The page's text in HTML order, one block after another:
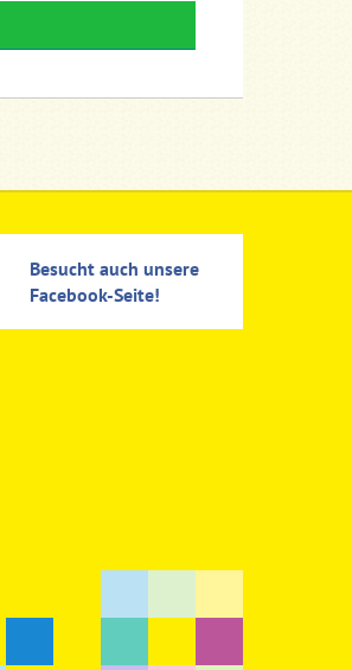
Besucht auch unsere
Facebook-Seite!